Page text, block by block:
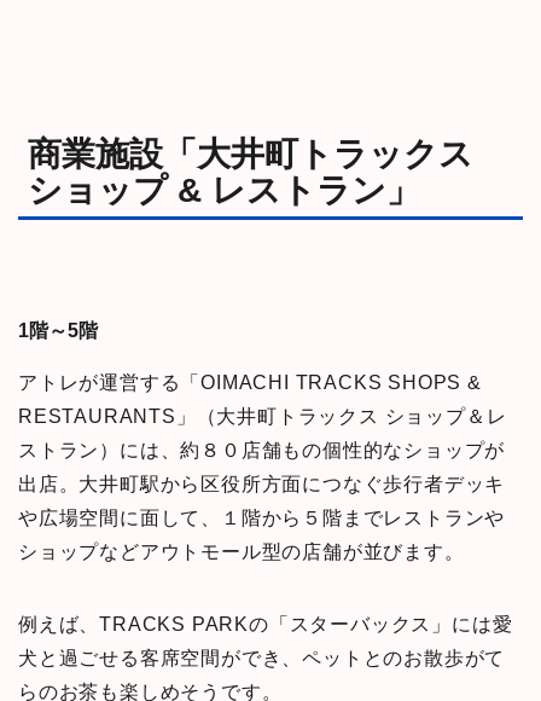
商業施設「大井町トラックス
ショップ & レストラン」
1階～5階
アトレが運営する「OIMACHI TRACKS SHOPS &
RESTAURANTS」（大井町トラックス ショップ＆レ
ストラン）には、約８０店舗もの個性的なショップが
出店。 大井町駅から区役所方面につなぐ歩行者デッキ
や広場空間に面して、
１階から５階までレストランや
ショップなどアウトモール型の店舗が並びます。
例えば、TRACKS PARKの「スターバックス」には愛
犬と過ごせる客席空間ができ、ペットとのお散歩がて
らのお茶も楽しめそうです。